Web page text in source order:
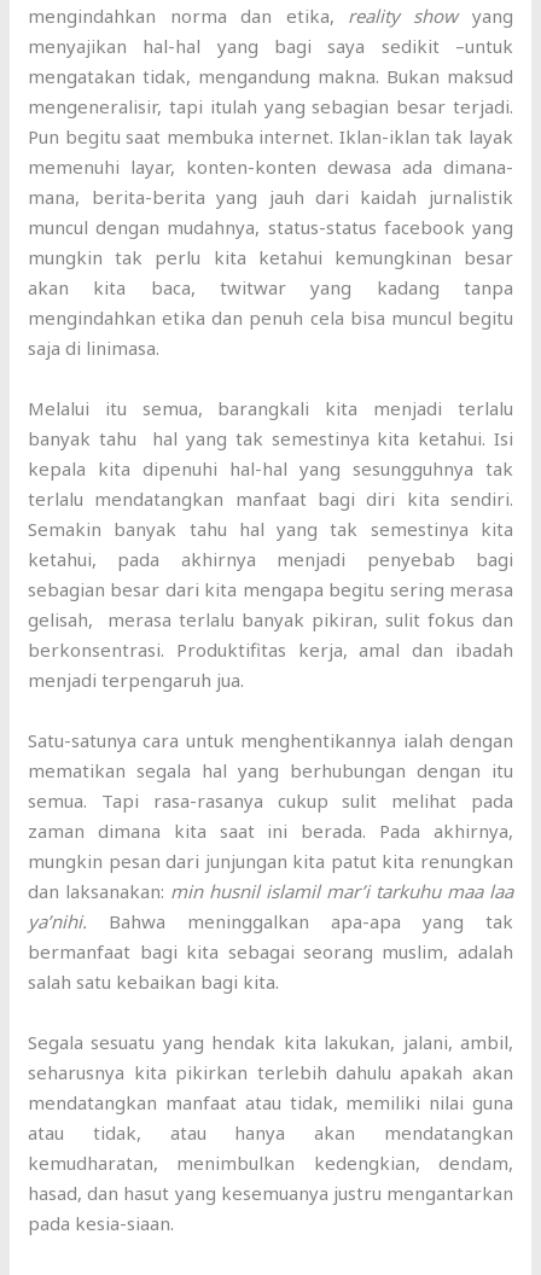
mengindahkan norma dan etika, reality show yang
menyajikan hal-hal yang bagi saya sedikit –untuk
mengatakan tidak, mengandung makna. Bukan maksud
mengeneralisir, tapi itulah yang sebagian besar terjadi.
Pun begitu saat membuka internet. Iklan-iklan tak layak
memenuhi layar, konten-konten dewasa ada dimana-
mana, berita-berita yang jauh dari kaidah jurnalistik
muncul dengan mudahnya, status-status facebook yang
mungkin tak perlu kita ketahui kemungkinan besar
akan kita baca, twitwar yang kadang tanpa
mengindahkan etika dan penuh cela bisa muncul begitu
saja di linimasa.
Melalui itu semua, barangkali kita menjadi terlalu
banyak tahu hal yang tak semestinya kita ketahui. Isi
kepala kita dipenuhi hal-hal yang sesungguhnya tak
terlalu mendatangkan manfaat bagi diri kita sendiri.
Semakin banyak tahu hal yang tak semestinya kita
ketahui, pada akhirnya menjadi penyebab bagi
sebagian besar dari kita mengapa begitu sering merasa
gelisah, merasa terlalu banyak pikiran, sulit fokus dan
berkonsentrasi. Produktifitas kerja, amal dan ibadah
menjadi terpengaruh jua.
Satu-satunya cara untuk menghentikannya ialah dengan
mematikan segala hal yang berhubungan dengan itu
semua. Tapi rasa-rasanya cukup sulit melihat pada
zaman dimana kita saat ini berada. Pada akhirnya,
mungkin pesan dari junjungan kita patut kita renungkan
dan laksanakan: min husnil islamil mar’i tarkuhu maa laa
ya’nihi. Bahwa meninggalkan apa-apa yang tak
bermanfaat bagi kita sebagai seorang muslim, adalah
salah satu kebaikan bagi kita.
Segala sesuatu yang hendak kita lakukan, jalani, ambil,
seharusnya kita pikirkan terlebih dahulu apakah akan
mendatangkan manfaat atau tidak, memiliki nilai guna
atau tidak, atau hanya akan mendatangkan
kemudharatan, menimbulkan kedengkian, dendam,
hasad, dan hasut yang kesemuanya justru mengantarkan
pada kesia-siaan.